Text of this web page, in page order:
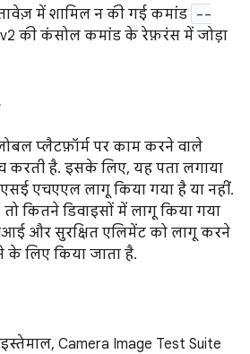
में शामिल न की गई कमांड --
v2 की कंसोल कमांड के रेफ़रंस में जोड़ा
प्लैटफ़ॉर्म पर काम करने वाले
करती है. इसके लिए, यह पता लगाया
एचएएल लागू किया गया है या नहीं.
कितने डिवाइसों में लागू किया गया
और सुरक्षित एलिमेंट को लागू करने
के लिए किया जाता है.
Camera Image Test Suite